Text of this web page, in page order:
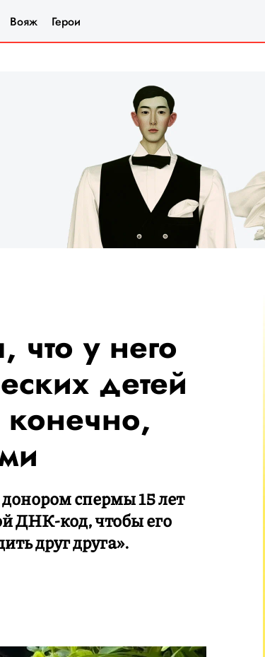
Вояж Герои
у него
детей
конечно,
спермы 15 лет
ДНК-код, чтобы его
друг друга».